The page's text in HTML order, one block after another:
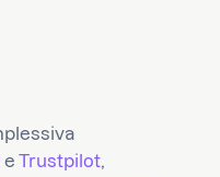
e Trustpilot,